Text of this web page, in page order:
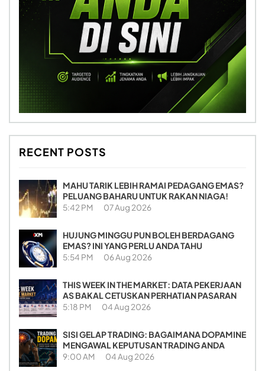
RECENT POSTS
MAHU TARIK LEBIH RAMAI PEDAGANG EMAS?
PELUANG BAHARU UNTUK RAKAN NIAGA!
5:42 PM 07 Aug 2026
HUJUNG MINGGU PUN BOLEH BERDAGANG
EMAS? INI YANG PERLU ANDA TAHU
5:54 PM 06 Aug 2026
THIS WEEK IN THE MARKET: DATA PEKERJAAN
AS BAKAL CETUSKAN PERHATIAN PASARAN
5:18 PM 04 Aug 2026
SISI GELAP TRADING: BAGAIMANA DOPAMINE
MENGAWAL KEPUTUSAN TRADING ANDA
9:00 AM 04 Aug 2026